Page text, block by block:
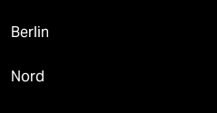
Berlin
Nord